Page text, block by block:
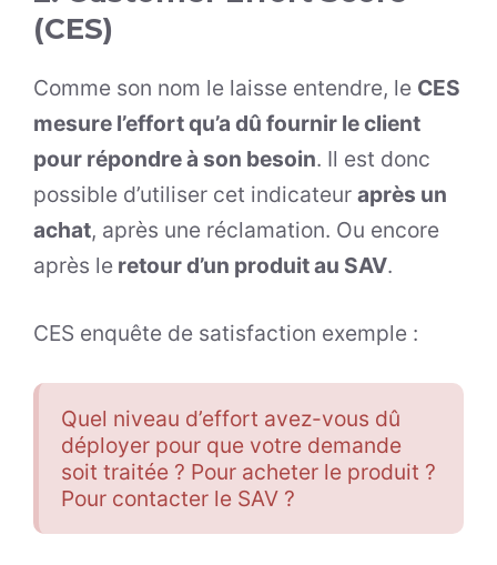
(CES)
Comme son nom le laisse entendre, le CES
mesure l’effort qu’a dû fournir le client
pour répondre à son besoin. Il est donc
possible d’utiliser cet indicateur après un
achat, après une réclamation. Ou encore
après le retour d’un produit au SAV.
CES enquête de satisfaction exemple :
Quel niveau d’effort avez-vous dû
déployer pour que votre demande
soit traitée ? Pour acheter le produit ?
Pour contacter le SAV ?